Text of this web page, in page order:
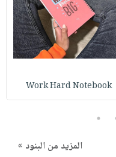
Work Hard Notebook
5
المزيد من البنود »